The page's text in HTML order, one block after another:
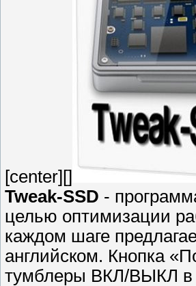
[center][]
Tweak-SSD -
целью оптимизации
каждом шаге
английском. Кнопка
тумблеры ВКЛ/ВЫКЛ в